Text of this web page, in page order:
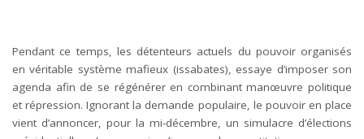
Pendant ce temps, les détenteurs actuels du pouvoir organisés
en véritable système mafieux (issabates), essaye d’imposer son
agenda afin de se régénérer en combinant manœuvre politique
et répression. Ignorant la demande populaire, le pouvoir en place
vient d’annoncer, pour la mi-décembre, un simulacre d’élections